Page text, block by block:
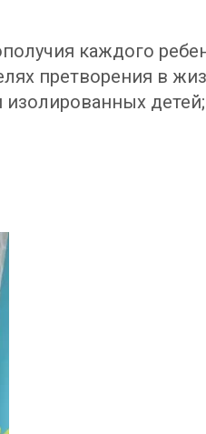
каждого
претворения в
детей;